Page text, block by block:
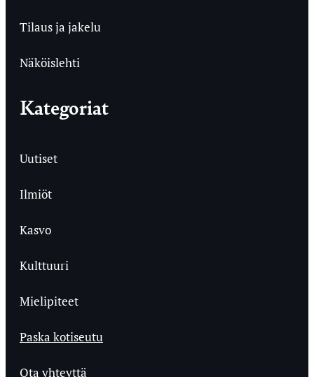
Tilaus ja jakelu
Näköislehti
Kategoriat
Uutiset
Ilmiöt
Kasvo
Kulttuuri
Mielipiteet
Paska kotiseutu
Ota yhteyttä